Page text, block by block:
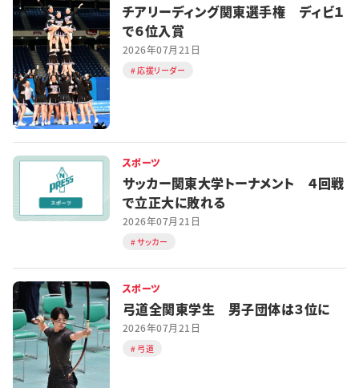
チアリーディング関東選手権 ディビ１
で６位入賞
2026年07月21日
応援リーダー
スポーツ
サッカー関東大学トーナメント ４回戦
で立正大に敗れる
2026年07月21日
サッカー
スポーツ
弓道全関東学生 男子団体は３位に
2026年07月21日
弓道